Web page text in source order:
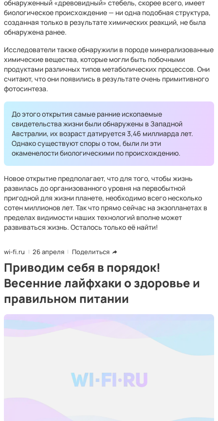
обнаруженный «древовидный» стебель, скорее всего, имеет
биологическое происхождение — ни одна подобная структура,
созданная только в результате химических реакций, не была
обнаружена ранее.
Исследователи также обнаружили в породе минерализованные
химические вещества, которые могли быть побочными
продуктами различных типов метаболических процессов. Они
считают, что они появились в результате очень примитивного
фотосинтеза.
До этого открытия самые ранние ископаемые
свидетельства жизни были обнаружены в Западной
Австралии, их возраст датируется 3,46 миллиарда лет.
Однако существуют споры о том, были ли эти
окаменелости биологическими по происхождению.
Новое открытие предполагает, что для того, чтобы жизнь
развилась до организованного уровня на первобытной
пригодной для жизни планете, необходимо всего несколько
сотен миллионов лет. Так что прямо сейчас на экзопланетах в
пределах видимости наших технологий вполне может
развиваться жизнь. Осталось только её найти!
wi-fi.ru 26 апреля Поделиться
Приводим себя в порядок!
Весенние лайфхаки о здоровье и
правильном питании